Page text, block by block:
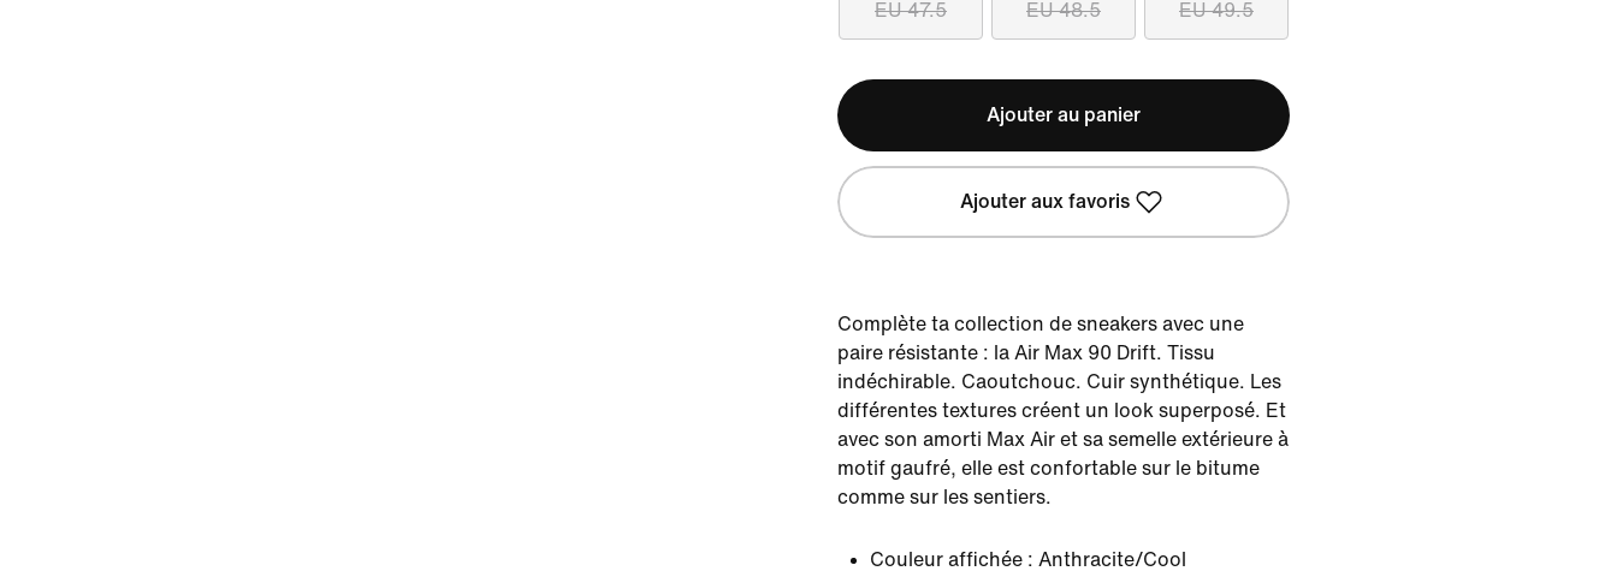
EU 47.5 EU 48.5 EU 49.5
Ajouter au panier
Ajouter aux favoris
Complète ta collection de sneakers avec une
paire résistante : la Air Max 90 Drift. Tissu
indéchirable. Caoutchouc. Cuir synthétique. Les
différentes textures créent un look superposé. Et
avec son amorti Max Air et sa semelle extérieure à
motif gaufré, elle est confortable sur le bitume
comme sur les sentiers.
Couleur affichée : Anthracite/Cool